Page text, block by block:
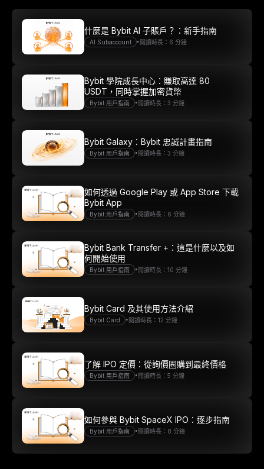
AI Subaccount •閱讀時長：6 分鐘
什麼是 Bybit AI 子賬戶？：新手指南
Bybit 用戶指南 •閱讀時長：3 分鐘
Bybit 學院成長中心：賺取高達 80
USDT，同時掌握加密貨幣
Bybit 用戶指南 •閱讀時長：3 分鐘
Bybit Galaxy：Bybit 忠誠計畫指南
Bybit 用戶指南 •閱讀時長：6 分鐘
如何透過 Google Play 或 App Store 下載
Bybit App
Bybit 用戶指南 •閱讀時長：10 分鐘
Bybit Bank Transfer +：這是什麼以及如
何開始使用
Bybit Card •閱讀時長：12 分鐘
Bybit Card 及其使用方法介紹
Bybit 用戶指南 •閱讀時長：5 分鐘
了解 IPO 定價：從詢價圈購到最終價格
Bybit 用戶指南 •閱讀時長：8 分鐘
如何參與 Bybit SpaceX IPO：逐步指南